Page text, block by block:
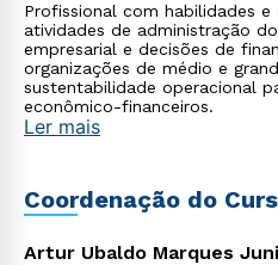
Profissional com habilidades
atividades de administração
empresarial e decisões de
organizações de médio e
sustentabilidade operacional
econômico-financeiros.
Ler mais
Coordenação do
Artur Ubaldo Marques